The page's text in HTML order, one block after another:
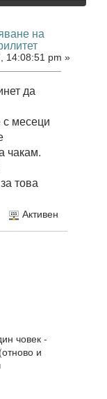
на
14:08:51 pm »
да
с месеци
чакам.
това
Активен
човек -
и